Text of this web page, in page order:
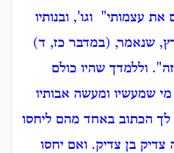
עצמותי" וגו', ובנותיו
שנאמר, (במדבר כז, ד)
וללמדך שהיו כולם
שמעשיו ומעשה אבותיו
לך הכתוב באחד מהם ליחסו
צדיק בן צדיק. ואם יחסו